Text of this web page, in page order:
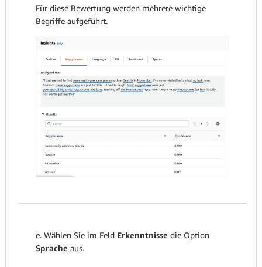
Für diese Bewertung werden mehrere wichtige
Begriffe aufgeführt.
e. Wählen Sie im Feld Erkenntnisse die Option
Sprache aus.